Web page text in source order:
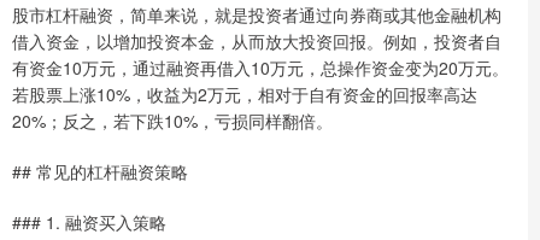
股市杠杆融资，简单来说，就是投资者通过向券商或其他金融机构
借入资金，以增加投资本金，从而放大投资回报。例如，投资者自
有资金10万元，通过融资再借入10万元，总操作资金变为20万元。
若股票上涨10%，收益为2万元，相对于自有资金的回报率高达
20%；反之，若下跌10%，亏损同样翻倍。
## 常见的杠杆融资策略
### 1. 融资买入策略